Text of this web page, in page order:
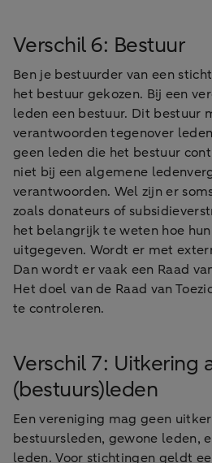
Verschil 6: Bestuur
Ben je bestuurder van een
het bestuur gekozen. Bij een
leden een bestuur. Dit bestuur
verantwoorden tegenover
geen leden die het bestuur
niet bij een algemene
verantwoorden. Wel zijn er
zoals donateurs of
het belangrijk te weten hoe
uitgegeven. Wordt er met
Dan wordt er vaak een Raad
Het doel van de Raad van
te controleren.
Verschil 7: Uitkering
(bestuurs)leden
Een vereniging mag geen
bestuursleden, gewone leden,
leden. Voor stichtingen geldt